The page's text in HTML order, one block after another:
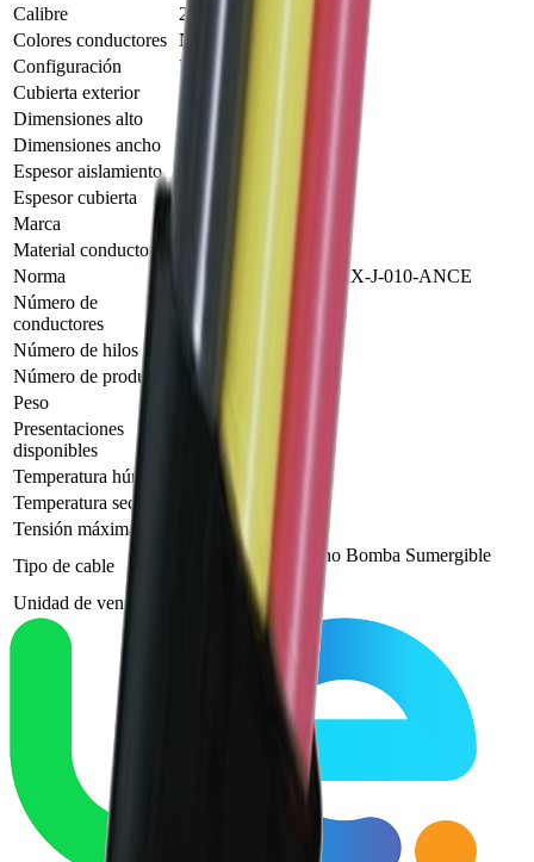
Calibre
2/0 AWG
Colores conductores Negro, Amarillo, Rojo
Configuración
Plana o redonda
Cubierta exterior
PVC Negro
Dimensiones alto
16.19 mm
Dimensiones ancho
43.84 mm
Espesor aislamiento
46328 mm
Espesor cubierta
1.18 mm
Marca
Conductores Del Norte
Material conductor
Cobre suave clase C
Norma
NOM-063-SCFI / NMX-J-010-ANCE
Número de
conductores
3 conductores
Número de hilos
19 hilos
Número de producto
CN-028
Peso
251.69 kg/100m
Presentaciones
disponibles
Carrete 500m
Temperatura húmedo
Temperatura seco
Tensión máxima
Tipo de cable
Cable Trifásico Plano Bomba Sumergible
THW/THHW
Unidad de venta